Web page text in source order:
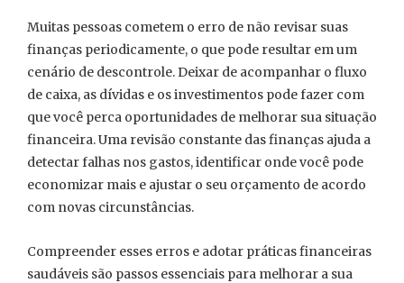
Muitas pessoas cometem o erro de não revisar suas
finanças periodicamente, o que pode resultar em um
cenário de descontrole. Deixar de acompanhar o fluxo
de caixa, as dívidas e os investimentos pode fazer com
que você perca oportunidades de melhorar sua situação
financeira. Uma revisão constante das finanças ajuda a
detectar falhas nos gastos, identificar onde você pode
economizar mais e ajustar o seu orçamento de acordo
com novas circunstâncias.
Compreender esses erros e adotar práticas financeiras
saudáveis são passos essenciais para melhorar a sua